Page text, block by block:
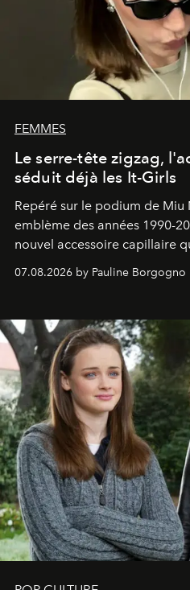
FEMMES
Le serre-tête zigzag,
séduit déjà les It-Girls
Repéré sur le podium de Miu
emblème des années 1990-
nouvel accessoire capillaire
s'arrachent déjà.
07.08.2026 by Pauline Borgogno